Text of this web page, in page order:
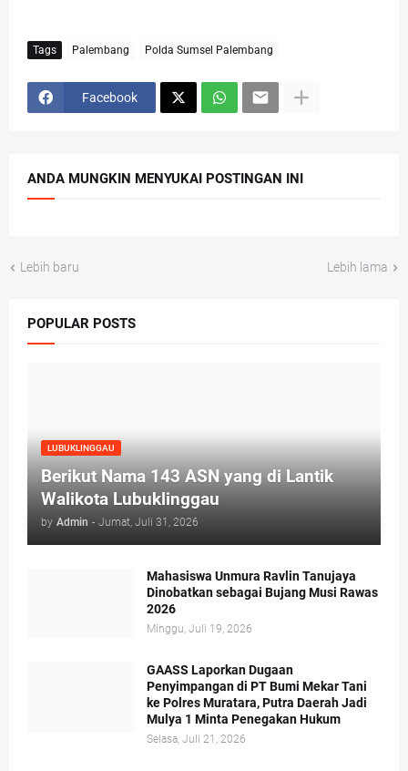
Tags Palembang Polda Sumsel Palembang
Facebook
ANDA MUNGKIN MENYUKAI POSTINGAN INI
Lebih baru Lebih lama
POPULAR POSTS
LUBUKLINGGAU
Berikut Nama 143 ASN yang di Lantik
Walikota Lubuklinggau
by Admin - Jumat, Juli 31, 2026
Mahasiswa Unmura Ravlin Tanujaya
Dinobatkan sebagai Bujang Musi Rawas
2026
Minggu, Juli 19, 2026
GAASS Laporkan Dugaan
Penyimpangan di PT Bumi Mekar Tani
ke Polres Muratara, Putra Daerah Jadi
Mulya 1 Minta Penegakan Hukum
Selasa, Juli 21, 2026